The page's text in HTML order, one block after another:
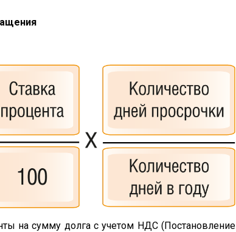
на сумму долга с учетом НДС (Постановление